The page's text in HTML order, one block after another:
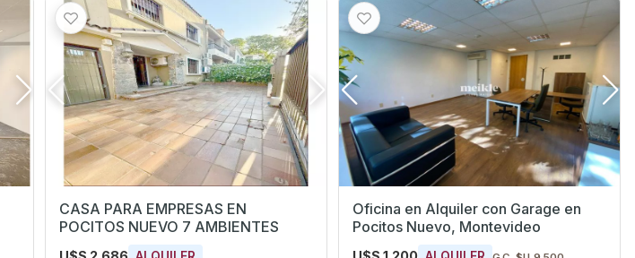
CASA PARA EMPRESAS EN
POCITOS NUEVO 7 AMBIENTES
Oficina en Alquiler con Garage en
Pocitos Nuevo, Montevideo